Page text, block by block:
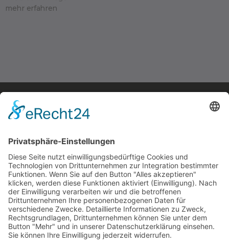
mehr erfahren
Feuerwehrspind PRO
Preis auf Anfrage
mehr erfahren